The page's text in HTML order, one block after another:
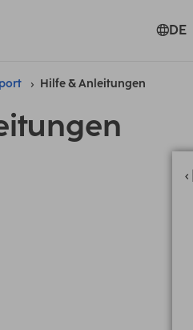
DE
Hilfe & Anleitungen